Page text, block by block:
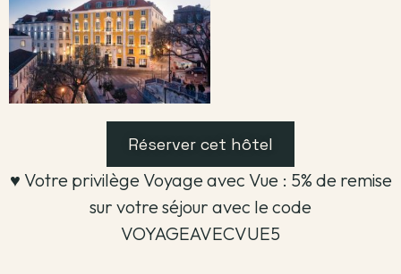
Réserver cet hôtel
♥️ Votre privilège Voyage avec Vue : 5% de remise
sur votre séjour avec le code
VOYAGEAVECVUE5